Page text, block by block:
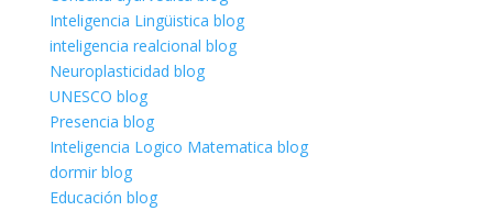
Inteligencia Lingüistica blog
inteligencia realcional blog
Neuroplasticidad blog
UNESCO blog
Presencia blog
Inteligencia Logico Matematica blog
dormir blog
Educación blog